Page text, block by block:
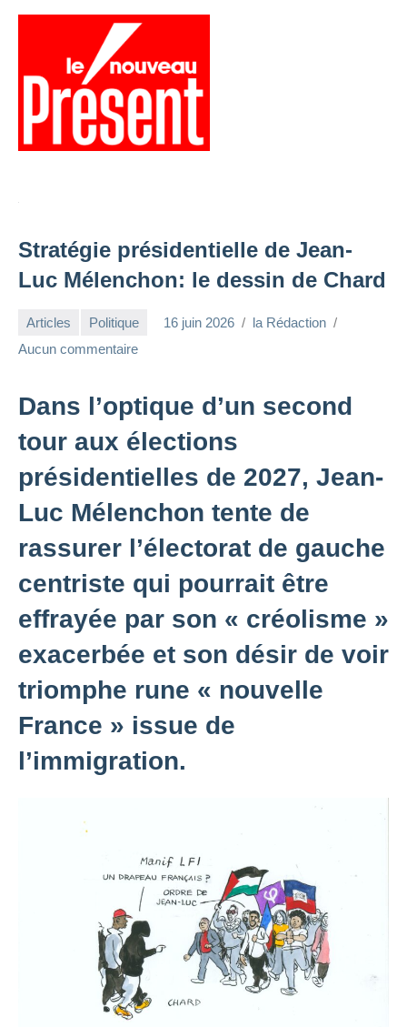
Aller
Stratégie présidentielle de Jean-
Luc Mélenchon: le dessin de Chard
Articles Politique 16 juin 2026
la Rédaction
Aucun commentaire
Dans l’optique d’un second
tour aux élections
présidentielles de 2027, Jean-
Luc Mélenchon tente de
rassurer l’électorat de gauche
centriste qui pourrait être
effrayée par son « créolisme »
exacerbée et son désir de voir
triomphe rune « nouvelle
France » issue de
l’immigration.